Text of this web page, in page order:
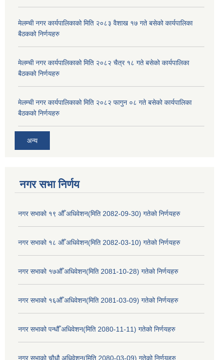
मेलम्ची नगर कार्यपालिकाको मिति २०८३ वैशाख १७ गते बसेको कार्यपालिका
बैठकको निर्णयहरु
मेलम्ची नगर कार्यपालिकाको मिति २०८२ चैत्र १८ गते बसेको कार्यपालिका
बैठकको निर्णयहरु
मेलम्ची नगर कार्यपालिकाको मिति २०८२ फागुन ०८ गते बसेको कार्यपालिका
बैठकको निर्णयहरु
अन्य
नगर सभा निर्णय
नगर सभाको १९ औँ अधिवेशन(मिति 2082-09-30) गतेको निर्णयहरु
नगर सभाको १८ औँ अधिवेशन(मिति 2082-03-10) गतेको निर्णयहरु
नगर सभाको १७औँ अधिवेशन(मिति 2081-10-28) गतेको निर्णयहरु
नगर सभाको १६औँ अधिवेशन(मिति 2081-03-09) गतेको निर्णयहरु
नगर सभाको पन्धौँ अधिवेशन(मिति 2080-11-11) गतेको निर्णयहरु
नगर सभाको चौधौ अधिवेशन(मिति 2080-03-09) गतेको निर्णयहरु